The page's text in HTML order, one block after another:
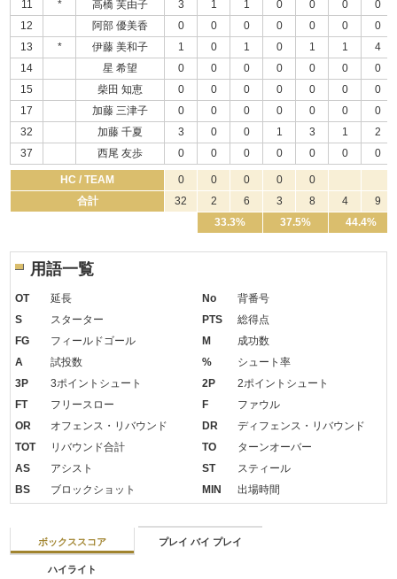
11
* 高橋 芙由子 3 1 1 0 0 0
0
12
阿部 優美香 0 0 0 0 0 0
0
13
* 伊藤 美和子 1 0 1 0 1 1
4
14
星 希望 0 0 0 0 0 0
0
15
柴田 知恵 0 0 0 0 0 0
0
17
加藤 三津子 0 0 0 0 0 0
0
32
加藤 千夏 3 0 0 1 3 1
2
37
西尾 友歩 0 0 0 0 0 0 0
HC / TEAM 0 0 0 0
0
合計
32 2 6 3 8 4
9
33.3%
37.5% 44.4%
用語一覧
OT 延長 No
背番号
S
スターター PTS
総得点
FG
フィールドゴール M
成功数
A
試投数 %
シュート率
3P
3ポイントシュート 2P
2ポイントシュート
FT
フリースロー F
ファウル
OR
オフェンス・リバウンド DR
ディフェンス・リバウンド
TOT
リバウンド合計 TO
ターンオーバー
AS
アシスト ST
スティール
BS
ブロックショット MIN 出場時間
ボックススコア プレイ バイ プレイ
ハイライト